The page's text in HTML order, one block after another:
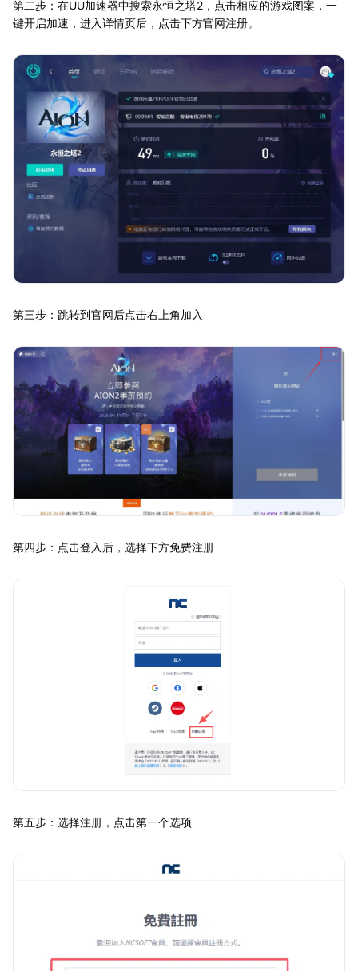
第二步：在UU加速器中搜索永恒之塔2，点击相应的游戏图案，一
键开启加速，进入详情页后，点击下方官网注册。
第三步：跳转到官网后点击右上角加入
第四步：点击登入后，选择下方免费注册
第五步：选择注册，点击第一个选项